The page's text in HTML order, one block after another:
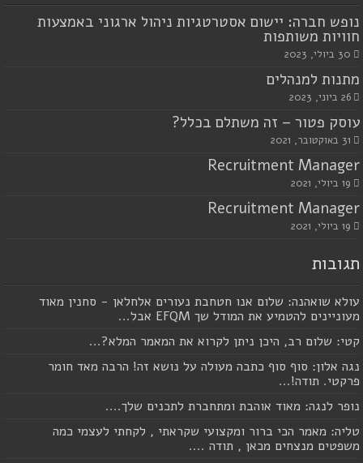
נופש חברה: יישום אסטרטגיות ניהול ארגוני באמצעות
חוויות משותפות
30 ביולי, 2023
מתנות למנהלים
26 ביוני, 2023
עוסק פטור – זה משתלם בכלל?
31 באוקטובר, 2021
Recruitment Manager
19 ביולי, 2021
Recruitment Manager
19 ביולי, 2021
תגובות
עולא שואהנה: שלום אנו חטחבת נעורים אלחלאן - סחנין מאוד
מעוניינים להטמיע את המודל שך EFQM אבל...
קטי: שלום רב, היכן ניתן לקרוא את המאמר המלא?...
נגה אלון: סוף סוף כתבה מעולה על נושא זה! הרבה מאד חומר
פרקטי. תודה!...
נופר לנגה: מאוד אוהבת ומתחברת לתכנים שלך....
טליה: מאמר הכי ברור ומקצועי שקראתי , לקחתי לעצמי כמה
משפטים מנצחים מכאן , תודה ....